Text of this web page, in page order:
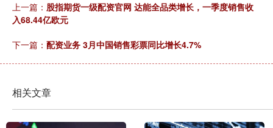
上一篇： 股指期货一级配资官网 达能全品类增长，一季度销售收
入68.44亿欧元
下一篇： 配资业务 3月中国销售彩票同比增长4.7%
相关文章